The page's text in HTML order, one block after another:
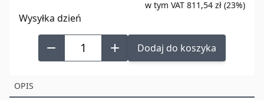
w tym VAT 811,54 zł (23%)
Wysyłka dzień
Dodaj do koszyka
OPIS